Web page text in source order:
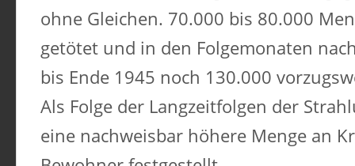
ohne Gleichen. 70.000 bis 80.000
getötet und in den Folgemonaten
bis Ende 1945 noch 130.000
Als Folge der Langzeitfolgen der
eine nachweisbar höhere Menge an